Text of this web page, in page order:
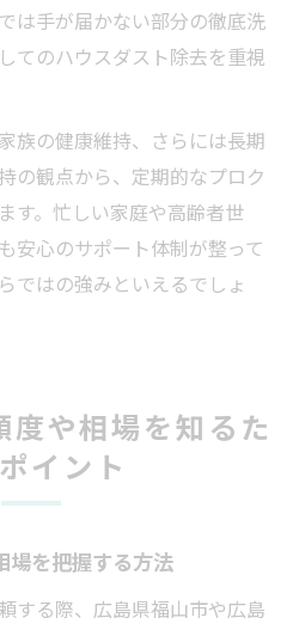
は手が届かない部分の徹底洗
てのハウスダスト除去を重視
族の健康維持、さらには長期
の観点から、定期的なプロク
す。忙しい家庭や高齢者世
安心のサポート体制が整って
ではの強みといえるでしょ
度や相場を知るた
イント
場を把握する方法
する際、広島県福山市や広島